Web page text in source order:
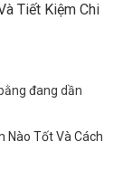
Tiết Kiệm Chi
đang dần
Nào Tốt Và Cách